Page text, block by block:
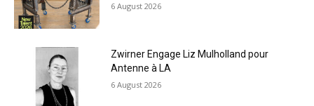
6 August 2026
Zwirner Engage Liz Mulholland pour
Antenne à LA
6 August 2026